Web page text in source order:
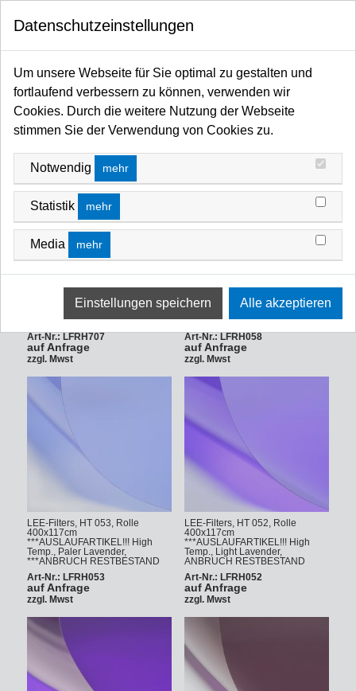
Startseite Filter / Farbfilter Farbfilter Rollen und Zuschnitte Violett-Bereich
VIOLETT-BEREICH
FILTERN NACH Name Z A
***AUSLAUFARTIKEL!!! High
***ANBRUCH RESTBESTAND
Art-Nr.: LFRH707
auf Anfrage
zzgl. Mwst
***AUSLAUFARTIKEL!!! High
Temp., Lavender ***ANBRUCH
RESTBESTAND
Art-Nr.: LFRH058
auf Anfrage
zzgl. Mwst
LEE-Filters, HT 053, Rolle
400x117cm
***AUSLAUFARTIKEL!!! High
Temp., Paler Lavender,
***ANBRUCH RESTBESTAND
Art-Nr.: LFRH053
auf Anfrage
zzgl. Mwst
LEE-Filters, HT 052, Rolle
400x117cm
***AUSLAUFARTIKEL!!! High
Temp., Light Lavender,
ANBRUCH RESTBESTAND
Art-Nr.: LFRH052
auf Anfrage
zzgl. Mwst
Datenschutzeinstellungen
Um unsere Webseite für Sie optimal zu gestalten und
fortlaufend verbessern zu können, verwenden wir
Cookies. Durch die weitere Nutzung der Webseite
stimmen Sie der Verwendung von Cookies zu.
Notwendig mehr
Statistik mehr
Media mehr